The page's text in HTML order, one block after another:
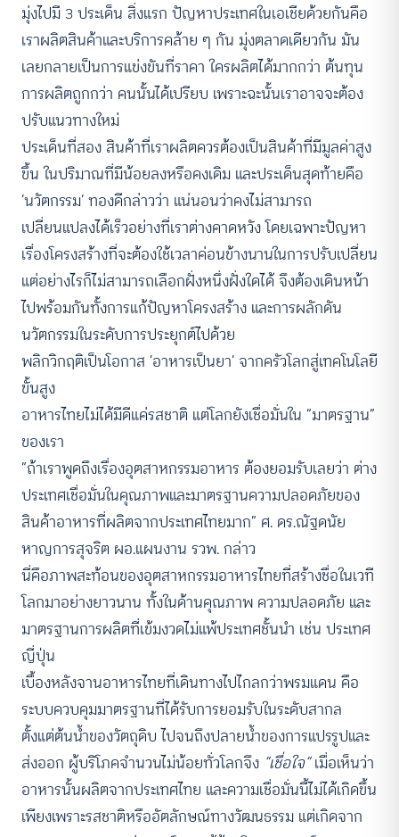
มุ่งไปมี 3 ประเด็น สิ่งแรก ปัญหาประเทศในเอเชียด้วยกันคือ
เราผลิตสินค้าและบริการคล้าย ๆ กัน มุ่งตลาดเดียวกัน มัน
เลยกลายเป็นการแข่งขันที่ราคา ใครผลิตได้มากกว่า ต้นทุน
การผลิตถูกกว่า คนนั้นได้เปรียบ เพราะฉะนั้นเราอาจจะต้อง
ปรับแนวทางใหม่
ประเด็นที่สอง สินค้าที่เราผลิตควรต้องเป็นสินค้าที่มีมูลค่าสูง
ขึ้น ในปริมาณที่มีน้อยลงหรือคงเดิม และประเด็นสุดท้ายคือ
‘นวัตกรรม’ ทองดีกล่าวว่า แน่นอนว่าคงไม่สามารถ
เปลี่ยนแปลงได้เร็วอย่างที่เราต่างคาดหวัง โดยเฉพาะปัญหา
เรื่องโครงสร้างที่จะต้องใช้เวลาค่อนข้างนานในการปรับเปลี่ยน
แต่อย่างไรก็ไม่สามารถเลือกฝั่งหนึ่งฝั่งใดได้ จึงต้องเดินหน้า
ไปพร้อมกันทั้งการแก้ปัญหาโครงสร้าง และการผลักดัน
นวัตกรรมในระดับการประยุกต์ไปด้วย
พลิกวิกฤติเป็นโอกาส ‘อาหารเป็นยา’ จากครัวโลกสู่เทคโนโลยี
ขั้นสูง
อาหารไทยไม่ได้มีดีแค่รสชาติ แต่โลกยังเชื่อมั่นใน “มาตรฐาน”
ของเรา
“ถ้าเราพูดถึงเรื่องอุตสาหกรรมอาหาร ต้องยอมรับเลยว่า ต่าง
ประเทศเชื่อมั่นในคุณภาพและมาตรฐานความปลอดภัยของ
สินค้าอาหารที่ผลิตจากประเทศไทยมาก” ศ. ดร.ณัฐดนัย
หาญการสุจริต ผอ.แผนงาน รวพ. กล่าว
นี่คือภาพสะท้อนของอุตสาหกรรมอาหารไทยที่สร้างชื่อในเวที
โลกมาอย่างยาวนาน ทั้งในด้านคุณภาพ ความปลอดภัย และ
มาตรฐานการผลิตที่เข้มงวดไม่แพ้ประเทศชั้นนำ เช่น ประเทศ
ญี่ปุ่น
เบื้องหลังจานอาหารไทยที่เดินทางไปไกลกว่าพรมแดน คือ
ระบบควบคุมมาตรฐานที่ได้รับการยอมรับในระดับสากล
ตั้งแต่ต้นน้ำของวัตถุดิบ ไปจนถึงปลายน้ำของการแปรรูปและ
ส่งออก ผู้บริโภคจำนวนไม่น้อยทั่วโลกจึง “เชื่อใจ”เมื่อเห็นว่า
อาหารนั้นผลิตจากประเทศไทย และความเชื่อมั่นนี้ไม่ได้เกิดขึ้น
เพียงเพราะรสชาติหรืออัตลักษณ์ทางวัฒนธรรม แต่เกิดจาก